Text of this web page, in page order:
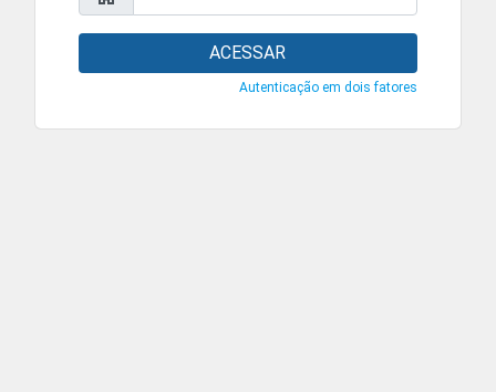
ACESSAR
Autenticação em dois fatores